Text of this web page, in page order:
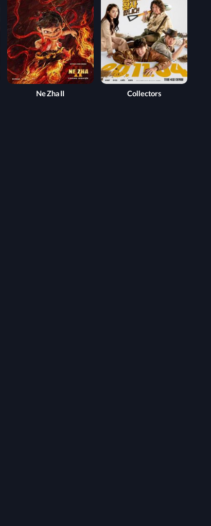
Collectors
Ne Zha II